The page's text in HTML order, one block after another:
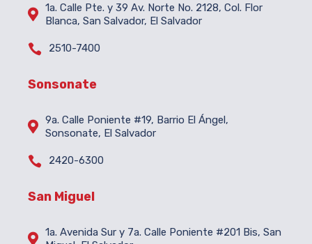
 1a. Calle Pte. y 39 Av. Norte No. 2128, Col. Flor
Blanca, San Salvador, El Salvador
 2510-7400
Sonsonate
 9a. Calle Poniente #19, Barrio El Ángel,
Sonsonate, El Salvador
 2420-6300
San Miguel
 1a. Avenida Sur y 7a. Calle Poniente #201 Bis, San